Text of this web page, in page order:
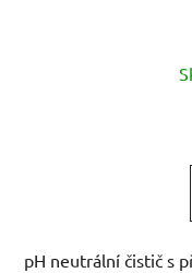
pH neutrální čistič s